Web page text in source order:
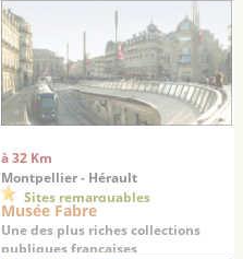
à 32 Km
Montpellier - Hérault
Sites remarquables
Musée Fabre
Une des plus riches collections
publiques françaises